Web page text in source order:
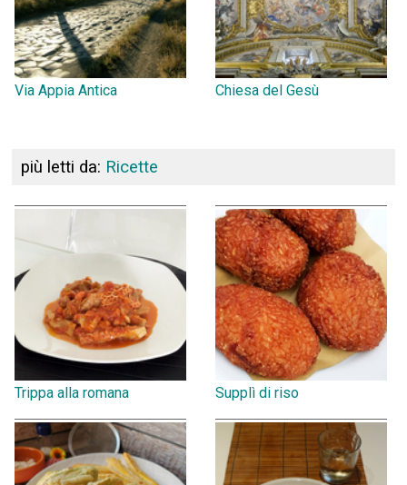
Via Appia Antica Chiesa del Gesù
più letti da: Ricette
Trippa alla romana Supplì di riso